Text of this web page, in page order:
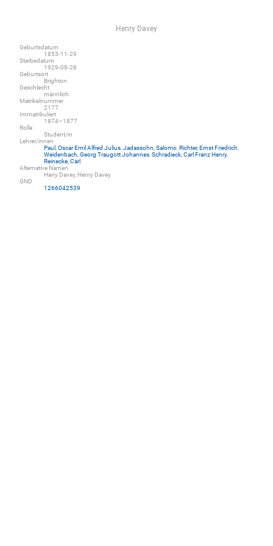
Henry Davey
Geburtsdatum
1853-11-29
Sterbedatum
1929-08-28
Geburtsort
Brighton
Geschlecht
männlich
Matrikelnummer
2177
Immatrikuliert
1874–1877
Rolle
Student/in
Lehrer/innen
Paul, Oscar Emil Alfred Julius Jadassohn, Salomo Richter, Ernst Friedrich
Weidenbach, Georg Traugott Johannes Schradieck, Carl Franz Henry,
Reinecke, Carl
Alternative Namen
Harry Davey, Henry Davey
GND
1266042539